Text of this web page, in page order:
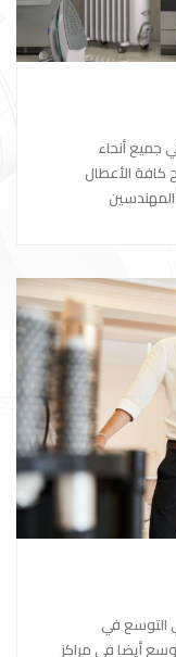
جميع أنحاء
كافة الأعطال
المهندسين
التوسع في
أيضا في مراكز